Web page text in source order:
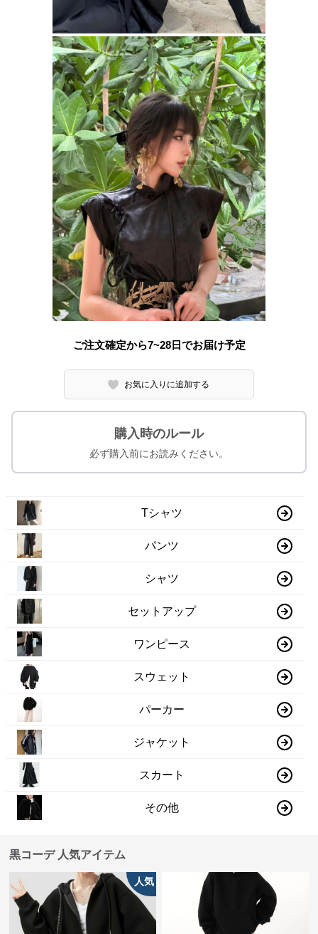
ご注文確定から7~28日でお届け予定
お気に入りに追加する
購入時のルール
必ず購入前にお読みください。
Tシャツ
パンツ
シャツ
セットアップ
ワンピース
スウェット
パーカー
ジャケット
スカート
その他
黒コーデ 人気アイテム
人気